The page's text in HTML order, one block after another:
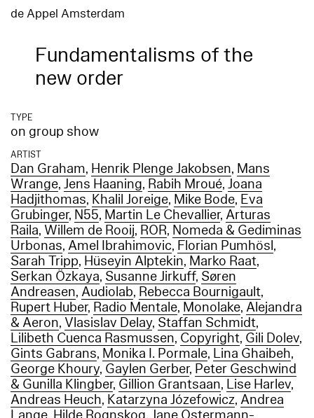
de Appel Amsterdam
Fundamentalisms of the
new order
TYPE
on group show
ARTIST
Dan Graham, Henrik Plenge Jakobsen, Mans
Wrange,Jens Haaning, Rabih Mroué,Joana
Hadjithomas, Khalil Joreige, Mike Bode, Eva
Grubinger, N55, Martin Le Chevallier,Arturas
Raila, Willem de Rooij, ROR, Nomeda & Gediminas
Urbonas,Amel Ibrahimovic, Florian Pumhösl,
Sarah Tripp, Hüseyin Alptekin, Marko Raat,
Serkan Özkaya, Susanne Jirkuff, Søren
Andreasen,Audiolab, Rebecca Bournigault,
Rupert Huber, Radio Mentale, Monolake,Alejandra
& Aeron, Vlasislav Delay, Staffan Schmidt,
Lilibeth Cuenca Rasmussen, Copyright, Gili Dolev,
Gints Gabrans, Monika I. Pormale, Lina Ghaibeh,
George Khoury, Gaylen Gerber, Peter Geschwind
& Gunilla Klingber, Gillion Grantsaan, Lise Harlev,
Andreas Heuch, Katarzyna Józefowicz,Andrea